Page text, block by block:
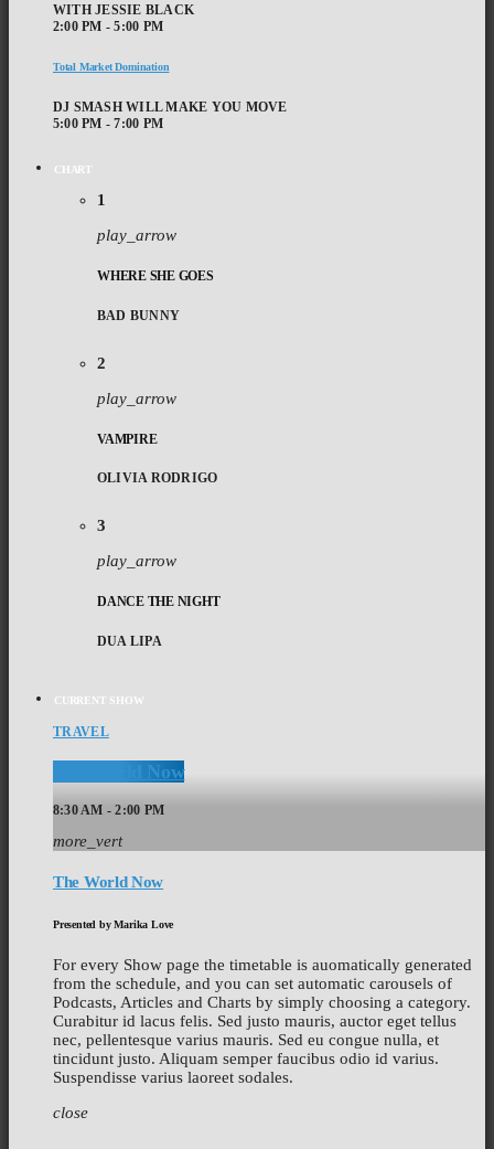
WITH JESSIE BLACK
2:00 PM - 5:00 PM
Total Market Domination
DJ SMASH WILL MAKE YOU MOVE
5:00 PM - 7:00 PM
CHART
1
play_arrow
WHERE SHE GOES
BAD BUNNY
2
play_arrow
VAMPIRE
OLIVIA RODRIGO
3
play_arrow
DANCE THE NIGHT
DUA LIPA
CURRENT SHOW
TRAVEL
The World Now
8:30 AM - 2:00 PM
more_vert
The World Now
Presented by Marika Love
For every Show page the timetable is auomatically generated
from the schedule, and you can set automatic carousels of
Podcasts, Articles and Charts by simply choosing a category.
Curabitur id lacus felis. Sed justo mauris, auctor eget tellus
nec, pellentesque varius mauris. Sed eu congue nulla, et
tincidunt justo. Aliquam semper faucibus odio id varius.
Suspendisse varius laoreet sodales.
close